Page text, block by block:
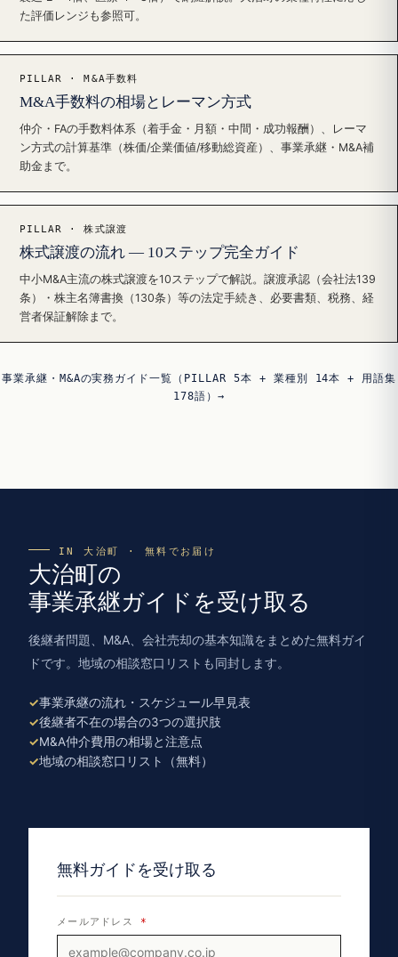
た評価レンジも参照可。
PILLAR · M&A手数料
M&A手数料の相場とレーマン方式
仲介・FAの手数料体系（着手金・月額・中間・成功報酬）、レーマ
ン方式の計算基準（株価/企業価値/移動総資産）、事業承継・M&A補
助金まで。
PILLAR · 株式譲渡
株式譲渡の流れ — 10ステップ完全ガイド
中小M&A主流の株式譲渡を10ステップで解説。譲渡承認（会社法139
条）・株主名簿書換（130条）等の法定手続き、必要書類、税務、経
営者保証解除まで。
事業承継・M&Aの実務ガイド一覧（PILLAR 5本 + 業種別 14本 + 用語集
178語）→
IN 大治町 · 無料でお届け
大治町の
事業承継ガイドを受け取る
後継者問題、M&A、会社売却の基本知識をまとめた無料ガイ
ドです。地域の相談窓口リストも同封します。
事業承継の流れ・スケジュール早見表
後継者不在の場合の3つの選択肢
M&A仲介費用の相場と注意点
地域の相談窓口リスト（無料）
無料ガイドを受け取る
メールアドレス *